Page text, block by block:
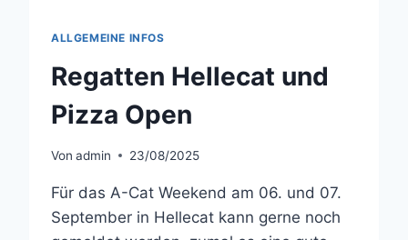
ALLGEMEINE INFOS
Regatten Hellecat und
Pizza Open
Von admin 23/08/2025
Für das A-Cat Weekend am 06. und 07.
September in Hellecat kann gerne noch